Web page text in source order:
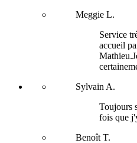
Meggie L.
Service
accueil
Sylvain A.
Toujours
fois que
Benoît T.